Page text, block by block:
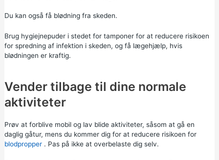
Du kan også få blødning fra skeden.
Brug hygiejnepuder i stedet for tamponer for at reducere risikoen
for spredning af infektion i skeden, og få lægehjælp, hvis
blødningen er kraftig.
Vender tilbage til dine normale
aktiviteter
Prøv at forblive mobil og lav blide aktiviteter, såsom at gå en
daglig gåtur, mens du kommer dig for at reducere risikoen for
blodpropper. Pas på ikke at overbelaste dig selv.